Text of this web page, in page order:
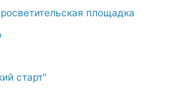
площадка
старт"